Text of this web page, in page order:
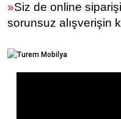
»Siz de online
sorunsuz alışverişin